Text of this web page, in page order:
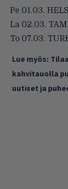
Pe 01.03.
La 02.03.
To 07.03.
Lue myös:
kahvitauolla
uutiset ja